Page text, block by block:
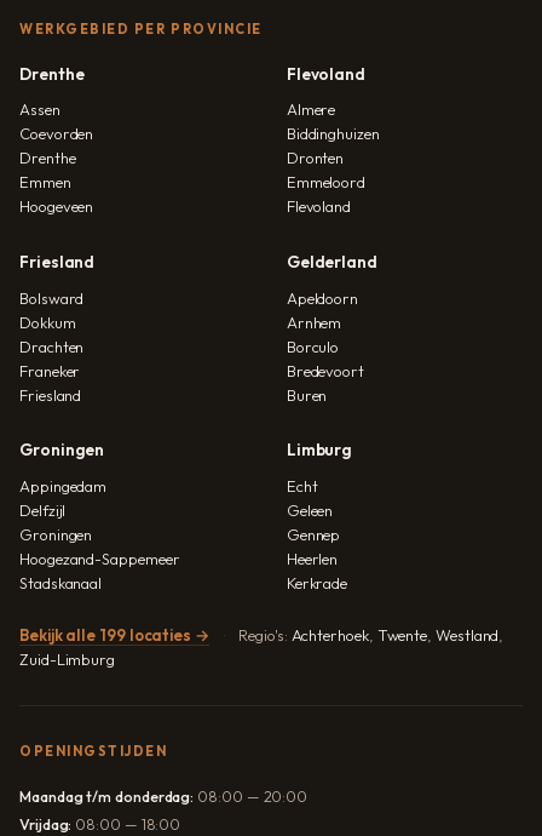
WERKGEBIED PER PROVINCIE
Drenthe
Assen
Coevorden
Drenthe
Emmen
Hoogeveen
Flevoland
Almere
Biddinghuizen
Dronten
Emmeloord
Flevoland
Friesland
Bolsward
Dokkum
Drachten
Franeker
Friesland
Gelderland
Apeldoorn
Arnhem
Borculo
Bredevoort
Buren
Groningen
Appingedam
Delfzijl
Groningen
Hoogezand-Sappemeer
Stadskanaal
Limburg
Echt
Geleen
Gennep
Heerlen
Kerkrade
Bekijk alle 199 locaties → Regio's: Achterhoek, Twente Westland
Zuid-Limburg
OPENINGSTIJDEN
Maandag t/m donderdag: 08:00 — 20:00
Vrijdag: 08:00 — 18:00